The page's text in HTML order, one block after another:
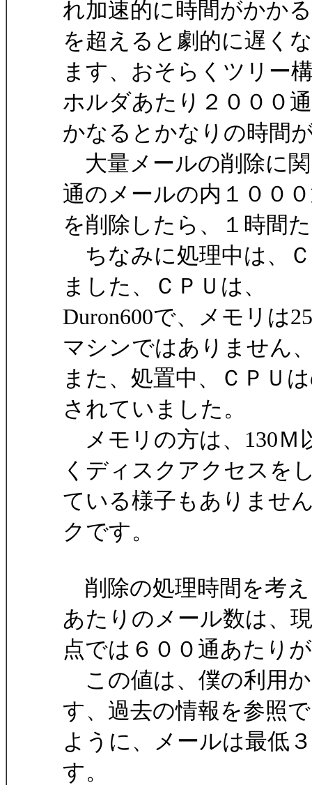
れ加速的に時間がかか
を超えると劇的に遅く
ます、おそらくツリー
ホルダあたり２０００
かなるとかなりの時間
大量メールの削除に
通のメールの内１００
を削除したら、１時間
ちなみに処理中は、
ました、ＣＰＵは、
Duron600で、メモリは
マシンではありません
また、処置中、ＣＰＵ
されていました。
メモリの方は、130Ｍ
くディスクアクセスを
ている様子もありませ
クです。
削除の処理時間を考
あたりのメール数は、
点では６００通あたり
この値は、僕の利用
す、過去の情報を参照
ように、メールは最低
す。